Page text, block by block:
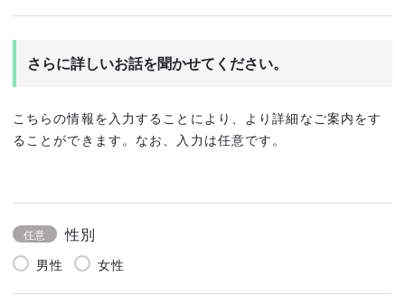
さらに詳しいお話を聞かせてください。
こちらの情報を入力することにより、より詳細なご案内をす
ることができます。なお、入力は任意です。
任意 性別
男性 女性